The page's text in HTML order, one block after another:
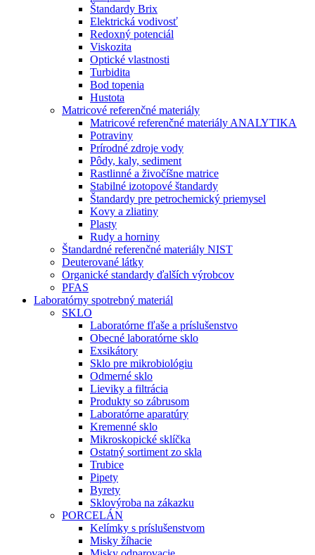
Štandardy Brix
Elektrická vodivosť
Redoxný potenciál
Viskozita
Optické vlastnosti
Turbidita
Bod topenia
Hustota
Matricové referenčné materiály
Matricové referenčné materiály ANALYTIKA
Potraviny
Prírodné zdroje vody
Pôdy, kaly, sediment
Rastlinné a živočíšne matrice
Stabilné izotopové štandardy
Štandardy pre petrochemický priemysel
Kovy a zliatiny
Plasty
Rudy a horniny
Štandardné referenčné materiály NIST
Deuterované látky
Organické standardy ďalších výrobcov
PFAS
Laboratórny spotrebný materiál
SKLO
Laboratórne fľaše a príslušenstvo
Obecné laboratórne sklo
Exsikátory
Sklo pre mikrobiológiu
Odmerné sklo
Lieviky a filtrácia
Produkty so zábrusom
Laboratórne aparatúry
Kremenné sklo
Mikroskopické sklíčka
Ostatný sortiment zo skla
Trubice
Pipety
Byrety
Sklovýroba na zákazku
PORCELÁN
Kelímky s príslušenstvom
Misky žíhacie